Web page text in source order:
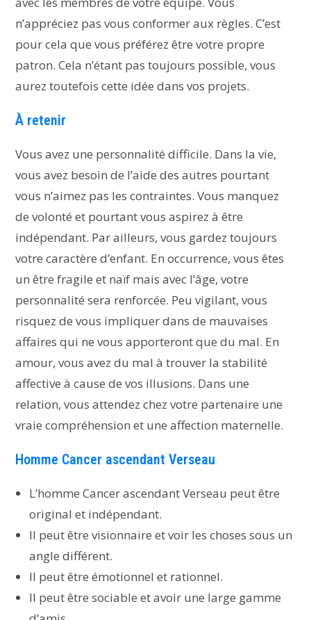
n’appréciez pas vous conformer aux règles. C’est
pour cela que vous préférez être votre propre
patron. Cela n’étant pas toujours possible, vous
aurez toutefois cette idée dans vos projets.
À retenir
Vous avez une personnalité difficile. Dans la vie,
vous avez besoin de l’aide des autres pourtant
vous n’aimez pas les contraintes. Vous manquez
de volonté et pourtant vous aspirez à être
indépendant. Par ailleurs, vous gardez toujours
votre caractère d’enfant. En occurrence, vous êtes
un être fragile et naïf mais avec l’âge, votre
personnalité sera renforcée. Peu vigilant, vous
risquez de vous impliquer dans de mauvaises
affaires qui ne vous apporteront que du mal. En
amour, vous avez du mal à trouver la stabilité
affective à cause de vos illusions. Dans une
relation, vous attendez chez votre partenaire une
vraie compréhension et une affection maternelle.
Homme Cancer ascendant Verseau
L’homme Cancer ascendant Verseau peut être
original et indépendant.
Il peut être visionnaire et voir les choses sous un
angle différent.
Il peut être émotionnel et rationnel.
Il peut être sociable et avoir une large gamme